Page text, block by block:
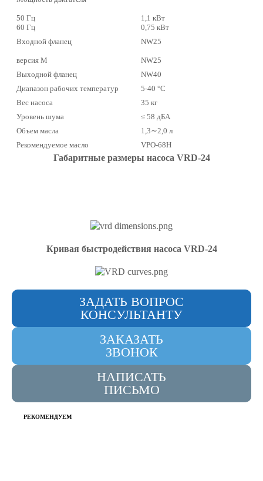
50 Гц
60 Гц
1,1 кВт
0,75 кВт
Входной фланец
версия M
NW25
NW25
Выходной фланец
NW40
Диапазон рабочих температур
5-40 °C
Вес насоса
35 кг
Уровень шума
≤ 58 дБА
Объем масла
1,3∼2,0 л
Рекомендуемое масло
VPO-68H
Габаритные размеры насоса VRD-24
Кривая быстродействия насоса VRD-24
ЗАДАТЬ ВОПРОС
КОНСУЛЬТАНТУ
ЗАКАЗАТЬ
ЗВОНОК
НАПИСАТЬ
ПИСЬМО
РЕКОМЕНДУЕМ